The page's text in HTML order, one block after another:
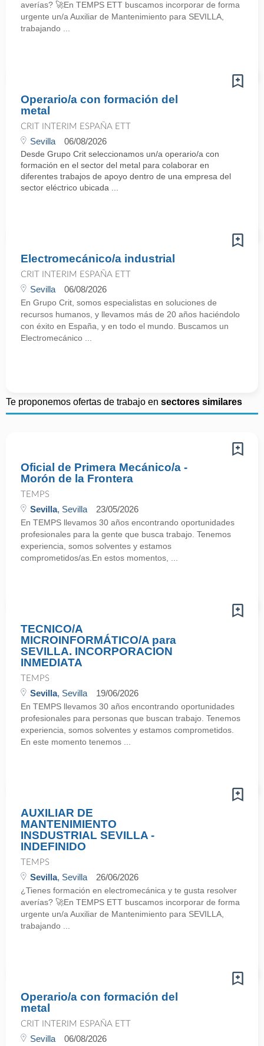
averías? 🚀En TEMPS ETT buscamos incorporar de forma
urgente un/a Auxiliar de Mantenimiento para SEVILLA,
trabajando ...
Operario/a con formación del
metal
CRIT INTERIM ESPAÑA ETT
Sevilla 06/08/2026
Desde Grupo Crit seleccionamos un/a operario/a con
formación en el sector del metal para colaborar en
diferentes trabajos de apoyo dentro de una empresa del
sector eléctrico ubicada ...
Electromecánico/a industrial
CRIT INTERIM ESPAÑA ETT
Sevilla 06/08/2026
En Grupo Crit, somos especialistas en soluciones de
recursos humanos, y llevamos más de 20 años haciéndolo
con éxito en España, y en todo el mundo. Buscamos un
Electromecánico ...
Te proponemos ofertas de trabajo en sectores similares
Oficial de Primera Mecánico/a -
Morón de la Frontera
TEMPS
Sevilla, Sevilla 23/05/2026
En TEMPS llevamos 30 años encontrando oportunidades
profesionales para la gente que busca trabajo. Tenemos
experiencia, somos solventes y estamos
comprometidos/as.En estos momentos, ...
TECNICO/A
MICROINFORMÁTICO/A para
SEVILLA. INCORPORACION
INMEDIATA
TEMPS
Sevilla, Sevilla 19/06/2026
En TEMPS llevamos 30 años encontrando oportunidades
profesionales para personas que buscan trabajo. Tenemos
experiencia, somos solventes y estamos comprometidos.
En este momento tenemos ...
AUXILIAR DE
MANTENIMIENTO
INSDUSTRIAL SEVILLA -
INDEFINIDO
TEMPS
Sevilla, Sevilla 26/06/2026
¿Tienes formación en electromecánica y te gusta resolver
averías? 🚀En TEMPS ETT buscamos incorporar de forma
urgente un/a Auxiliar de Mantenimiento para SEVILLA,
trabajando ...
Operario/a con formación del
metal
CRIT INTERIM ESPAÑA ETT
Sevilla 06/08/2026